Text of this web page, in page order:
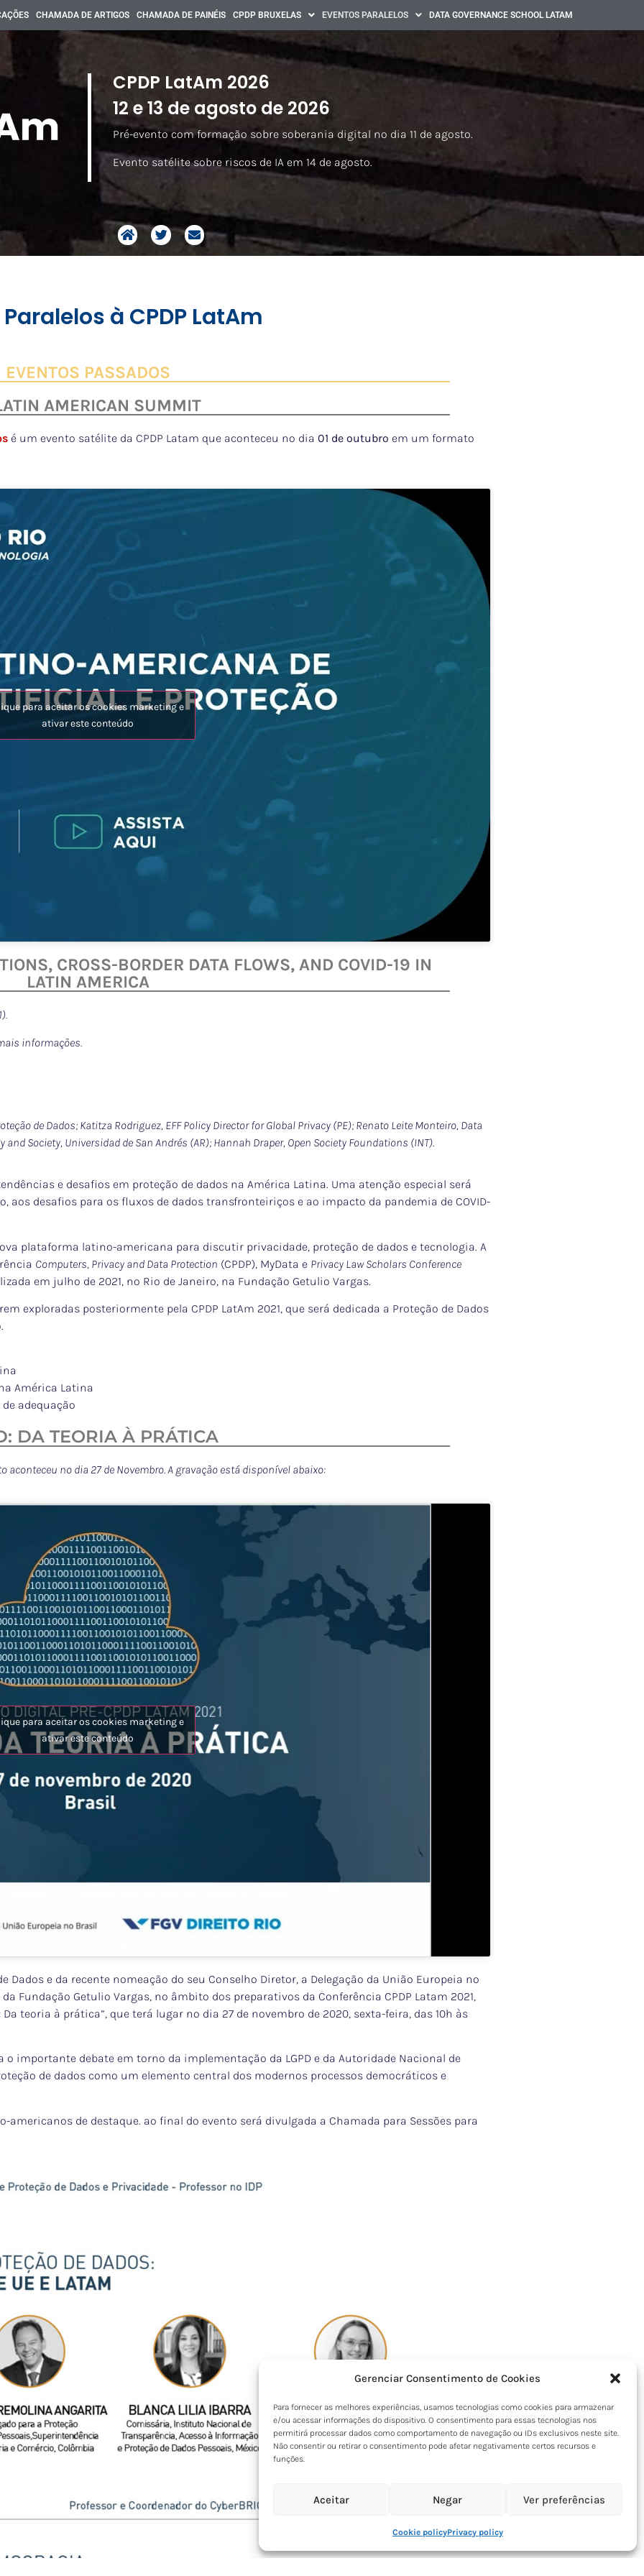
Gerenciar Consentimento de Cookies
Para fornecer as melhores experiências, usamos tecnologias como cookies para armazenar
e/ou acessar informações do dispositivo. O consentimento para essas tecnologias nos
permitirá processar dados como comportamento de navegação ou IDs exclusivos neste site.
Não consentir ou retirar o consentimento pode afetar negativamente certos recursos e
funções.
Aceitar Negar Ver preferências
Cookie policyPrivacy policy
CHAMADA DE ARTIGOS CHAMADA DE PAINÉIS CPDP BRUXELAS EVENTOS PARALELOS DATA GOVERNANCE SCHOOL LATAM
CPDP LatAm 2026
12 e 13 de agosto de 2026
Pré-evento com formação sobre soberania digital no dia 11 de agosto.
Evento satélite sobre riscos de IA em 14 de agosto.
à CPDP LatAm
EVENTOS PASSADOS
AMERICAN SUMMIT
é um evento satélite da CPDP Latam que aconteceu no dia 01 de outubro em um formato
para aceitar os cookies marketing e
ativar este conteúdo
CROSS-BORDER DATA FLOWS, AND COVID-19 IN
LATIN AMERICA
informações.
de Dados; Katitza Rodriguez, EFF Policy Director for Global Privacy (PE); Renato Leite Monteiro, Data
Society, Universidad de San Andrés (AR); Hannah Draper, Open Society Foundations (INT).
e desafios em proteção de dados na América Latina. Uma atenção especial será
aos desafios para os fluxos de dados transfronteiriços e ao impacto da pandemia de COVID-
plataforma latino-americana para discutir privacidade, proteção de dados e tecnologia. A
Computers, Privacy and Data Protection (CPDP), MyData e Privacy Law Scholars Conference
em julho de 2021, no Rio de Janeiro, na Fundação Getulio Vargas.
exploradas posteriormente pela CPDP LatAm 2021, que será dedicada a Proteção de Dados
América Latina
adequação
DA TEORIA À PRÁTICA
aconteceu no dia 27 de Novembro. A gravação está disponível abaixo:
para aceitar os cookies marketing e
ativar este conteúdo
e da recente nomeação do seu Conselho Diretor, a Delegação da União Europeia no
Fundação Getulio Vargas, no âmbito dos preparativos da Conferência CPDP Latam 2021,
teoria à prática”, que terá lugar no dia 27 de novembro de 2020, sexta-feira, das 10h às
importante debate em torno da implementação da LGPD e da Autoridade Nacional de
de dados como um elemento central dos modernos processos democráticos e
de destaque. ao final do evento será divulgada a Chamada para Sessões para